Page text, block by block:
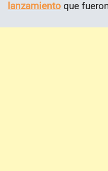
lanzamiento que